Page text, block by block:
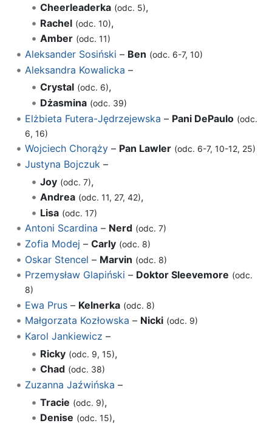
Cheerleaderka (odc. 5),
Rachel (odc. 10),
Amber (odc. 11)
Aleksander Sosiński – Ben (odc. 6-7, 10)
Aleksandra Kowalicka –
Crystal (odc. 6),
Dżasmina (odc. 39)
Elżbieta Futera-Jędrzejewska – Pani DePaulo (odc.
6, 16)
Wojciech Chorąży– Pan Lawler (odc. 6-7, 10-12, 25)
Justyna Bojczuk –
Joy (odc. 7),
Andrea (odc. 11, 27, 42),
Lisa (odc. 17)
Antoni Scardina – Nerd (odc. 7)
Zofia Modej – Carly (odc. 8)
Oskar Stencel – Marvin (odc. 8)
Przemysław Glapiński – Doktor Sleevemore (odc.
8)
Ewa Prus– Kelnerka (odc. 8)
Małgorzata Kozłowska – Nicki (odc. 9)
Karol Jankiewicz –
Ricky (odc. 9, 15),
Chad (odc. 38)
Zuzanna Jaźwińska –
Tracie (odc. 9),
Denise (odc. 15),